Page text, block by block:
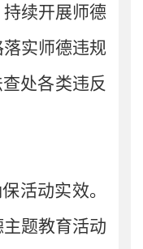
续开展师德
实师德违规
处各类违反
活动实效。
题教育活动